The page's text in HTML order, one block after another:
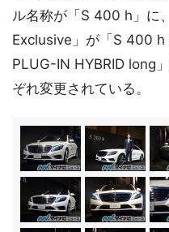
ル名称が「S 400 h」に
Exclusive」が「S 400
PLUG-IN HYBRID long
ぞれ変更されている。